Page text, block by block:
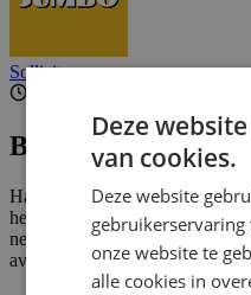
Solliciteer nu
Beschrijving
Hallo Vulploegheld! Van de
helpen. Samen met jouw team
nette paden én blije gezichten
avond óf in het weekend. Past
Deze
van cookies.
Deze website
onze website te
alle cookies in